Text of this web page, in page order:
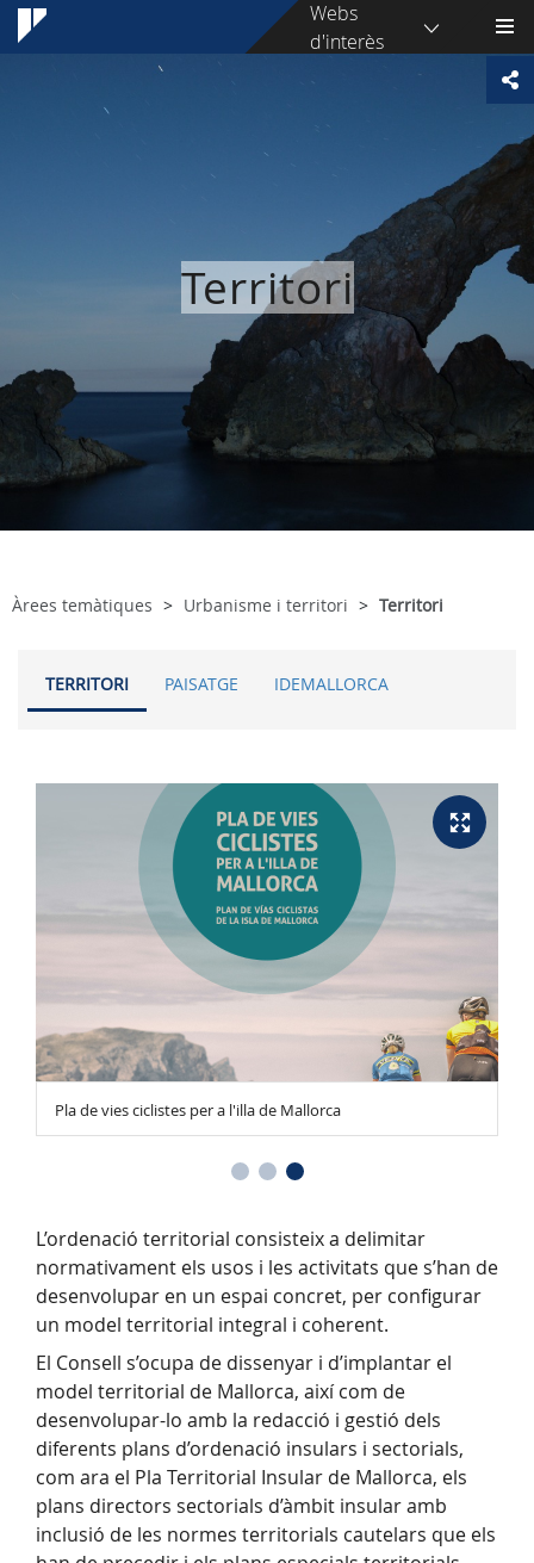
Webs
d'interès
Territori
Àrees temàtiques Urbanisme i territori Territori
TERRITORI PAISATGE IDEMALLORCA
Pla de vies ciclistes per a l'illa de Mallorca
L’ordenació territorial consisteix a delimitar
normativament els usos i les activitats que s’han de
desenvolupar en un espai concret, per configurar
un model territorial integral i coherent.
El Consell s’ocupa de dissenyar i d’implantar el
model territorial de Mallorca, així com de
desenvolupar-lo amb la redacció i gestió dels
diferents plans d’ordenació insulars i sectorials,
com ara el Pla Territorial Insular de Mallorca, els
plans directors sectorials d’àmbit insular amb
inclusió de les normes territorials cautelars que els